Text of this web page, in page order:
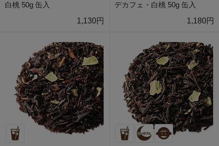
白桃 50g 缶入
1,130円
デカフェ・白桃 50g 缶入
1,180円